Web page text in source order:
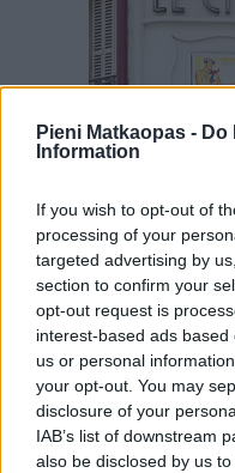
Pieni Matkaopas - Do
Information
If you wish to opt-out of
processing of your
targeted advertising by
section to confirm your
opt-out request is
interest-based ads
us or personal
your opt-out. You may
disclosure of your
IAB’s list of downstream
also be disclosed by us
oleva Le Champo
legendaarisista
Pariisin
alkukielisinä (VO) tai
taitava voi mennä
klassikoista aivan